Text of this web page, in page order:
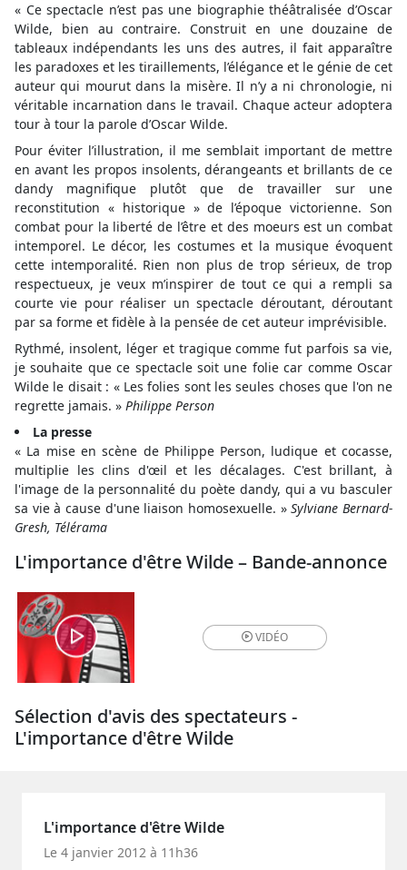
« Ce spectacle n’est pas une biographie théâtralisée d’Oscar
Wilde, bien au contraire. Construit en une douzaine de
tableaux indépendants les uns des autres, il fait apparaître
les paradoxes et les tiraillements, l’élégance et le génie de cet
auteur qui mourut dans la misère. Il n’y a ni chronologie, ni
véritable incarnation dans le travail. Chaque acteur adoptera
tour à tour la parole d’Oscar Wilde.
Pour éviter l’illustration, il me semblait important de mettre
en avant les propos insolents, dérangeants et brillants de ce
dandy magnifique plutôt que de travailler sur une
reconstitution « historique » de l’époque victorienne. Son
combat pour la liberté de l’être et des moeurs est un combat
intemporel. Le décor, les costumes et la musique évoquent
cette intemporalité. Rien non plus de trop sérieux, de trop
respectueux, je veux m’inspirer de tout ce qui a rempli sa
courte vie pour réaliser un spectacle déroutant, déroutant
par sa forme et fidèle à la pensée de cet auteur imprévisible.
Rythmé, insolent, léger et tragique comme fut parfois sa vie,
je souhaite que ce spectacle soit une folie car comme Oscar
Wilde le disait : « Les folies sont les seules choses que l'on ne
regrette jamais. » Philippe Person
La presse
« La mise en scène de Philippe Person, ludique et cocasse,
multiplie les clins d'œil et les décalages. C'est brillant, à
l'image de la personnalité du poète dandy, qui a vu basculer
sa vie à cause d'une liaison homosexuelle. »Sylviane Bernard-
Gresh, Télérama
L'importance d'être Wilde – Bande-annonce
VIDÉO
Sélection d'avis des spectateurs -
L'importance d'être Wilde
L'importance d'être Wilde
Le 4 janvier 2012 à 11h36